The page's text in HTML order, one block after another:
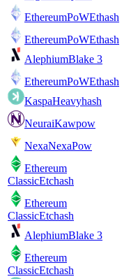
EthereumPoWEthash
EthereumPoWEthash
AlephiumBlake 3
EthereumPoWEthash
KaspaHeavyhash
NeuraiKawpow
NexaNexaPow
Ethereum
ClassicEtchash
Ethereum
ClassicEtchash
AlephiumBlake 3
Ethereum
ClassicEtchash